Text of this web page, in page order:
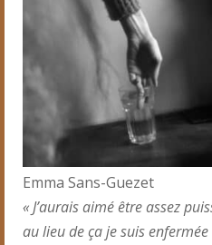
Emma Sans-Guezet
« J’aurais aimé être assez
au lieu de ça je suis